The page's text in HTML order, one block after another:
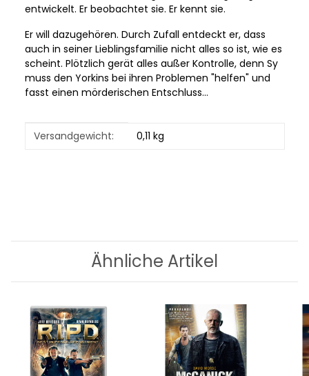
entwickelt. Er beobachtet sie. Er kennt sie.
Er will dazugehören. Durch Zufall entdeckt er, dass
auch in seiner Lieblingsfamilie nicht alles so ist, wie es
scheint. Plötzlich gerät alles außer Kontrolle, denn Sy
muss den Yorkins bei ihren Problemen "helfen" und
fasst einen mörderischen Entschluss...
Produkteigenschaft
Wert
Versandgewicht: 0,11 kg
Ähnliche Artikel